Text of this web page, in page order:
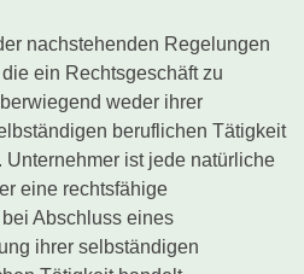
nachstehenden Regelungen
ein Rechtsgeschäft zu
weder ihrer
beruflichen Tätigkeit
ist jede natürliche
eine rechtsfähige
Abschluss eines
ihrer selbständigen